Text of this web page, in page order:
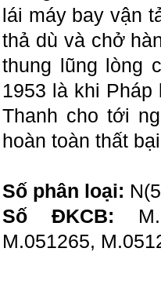
lái máy bay vận
thả dù và chở
thung lũng lòng
1953 là khi
Thanh cho tới
hoàn toàn thất
Số phân loại:
Số ĐKCB:
M.051265,